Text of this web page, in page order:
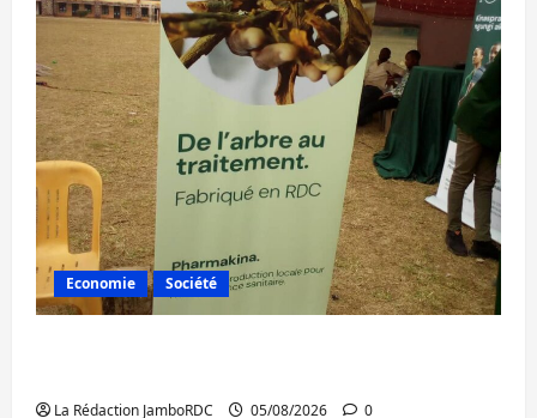
Economie Société
La Rédaction JamboRDC 05/08/2026 0